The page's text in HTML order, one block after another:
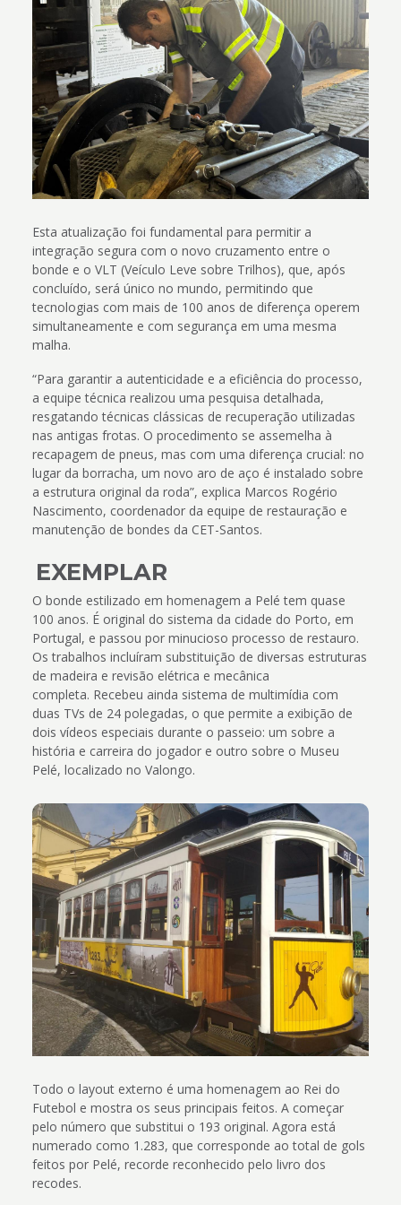
Esta atualização foi fundamental para permitir a
integração segura com o novo cruzamento entre o
bonde e o VLT (Veículo Leve sobre Trilhos), que, após
concluído, será único no mundo, permitindo que
tecnologias com mais de 100 anos de diferença operem
simultaneamente e com segurança em uma mesma
malha.
“Para garantir a autenticidade e a eficiência do processo,
a equipe técnica realizou uma pesquisa detalhada,
resgatando técnicas clássicas de recuperação utilizadas
nas antigas frotas. O procedimento se assemelha à
recapagem de pneus, mas com uma diferença crucial: no
lugar da borracha, um novo aro de aço é instalado sobre
a estrutura original da roda”, explica Marcos Rogério
Nascimento, coordenador da equipe de restauração e
manutenção de bondes da CET-Santos.
EXEMPLAR
O bonde estilizado em homenagem a Pelé tem quase
100 anos. É original do sistema da cidade do Porto, em
Portugal, e passou por minucioso processo de restauro.
Os trabalhos incluíram substituição de diversas estruturas
de madeira e revisão elétrica e mecânica
completa. Recebeu ainda sistema de multimídia com
duas TVs de 24 polegadas, o que permite a exibição de
dois vídeos especiais durante o passeio: um sobre a
história e carreira do jogador e outro sobre o Museu
Pelé, localizado no Valongo.
Todo o layout externo é uma homenagem ao Rei do
Futebol e mostra os seus principais feitos. A começar
pelo número que substitui o 193 original. Agora está
numerado como 1.283, que corresponde ao total de gols
feitos por Pelé, recorde reconhecido pelo livro dos
recodes.